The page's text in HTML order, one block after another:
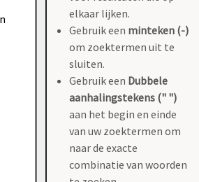
elkaar lijken.
Gebruik een minteken (-)
om zoektermen uit te
sluiten.
Gebruik een Dubbele
aanhalingstekens (" ")
aan het begin en einde
van uw zoektermen om
naar de exacte
combinatie van woorden